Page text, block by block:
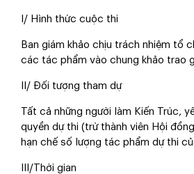
I/ Hình thức cuộc thi
Ban giám khảo chịu trách nhiệm tổ
các tác phẩm vào chung khảo trao
II/ Đối tượng tham dự
Tất cả những người làm Kiến Trúc,
quyền dự thi (trừ thành viên Hội
hạn chế số lượng tác phẩm dự thi
III/Thời gian